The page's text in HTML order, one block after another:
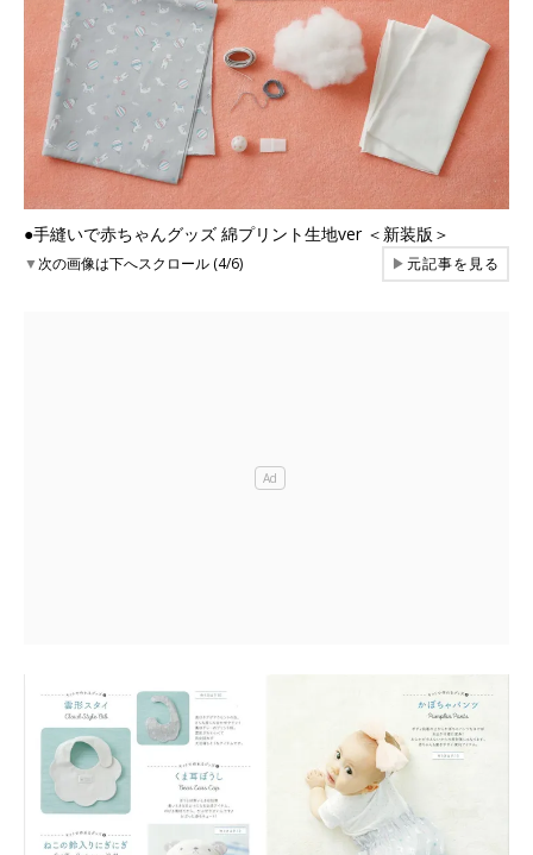
●手縫いで赤ちゃんグッズ 綿プリント生地ver ＜新装版＞
▼次の画像は下へスクロール (4/6) ▶元記事を見る